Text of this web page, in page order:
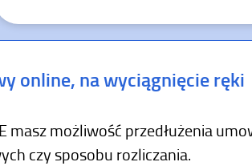
online, na wyciągnięcie ręki
masz możliwość przedłużenia
czy sposobu rozliczania.